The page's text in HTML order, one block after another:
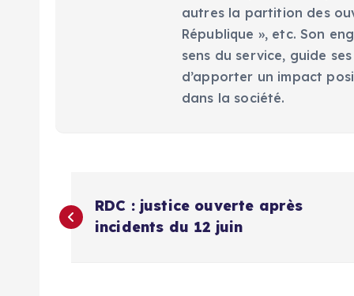
autres la partition des
République », etc. Son
sens du service, guide
d’apporter un impact
dans la société.
N
a
RDC : justice ouverte après
incidents du 12 juin